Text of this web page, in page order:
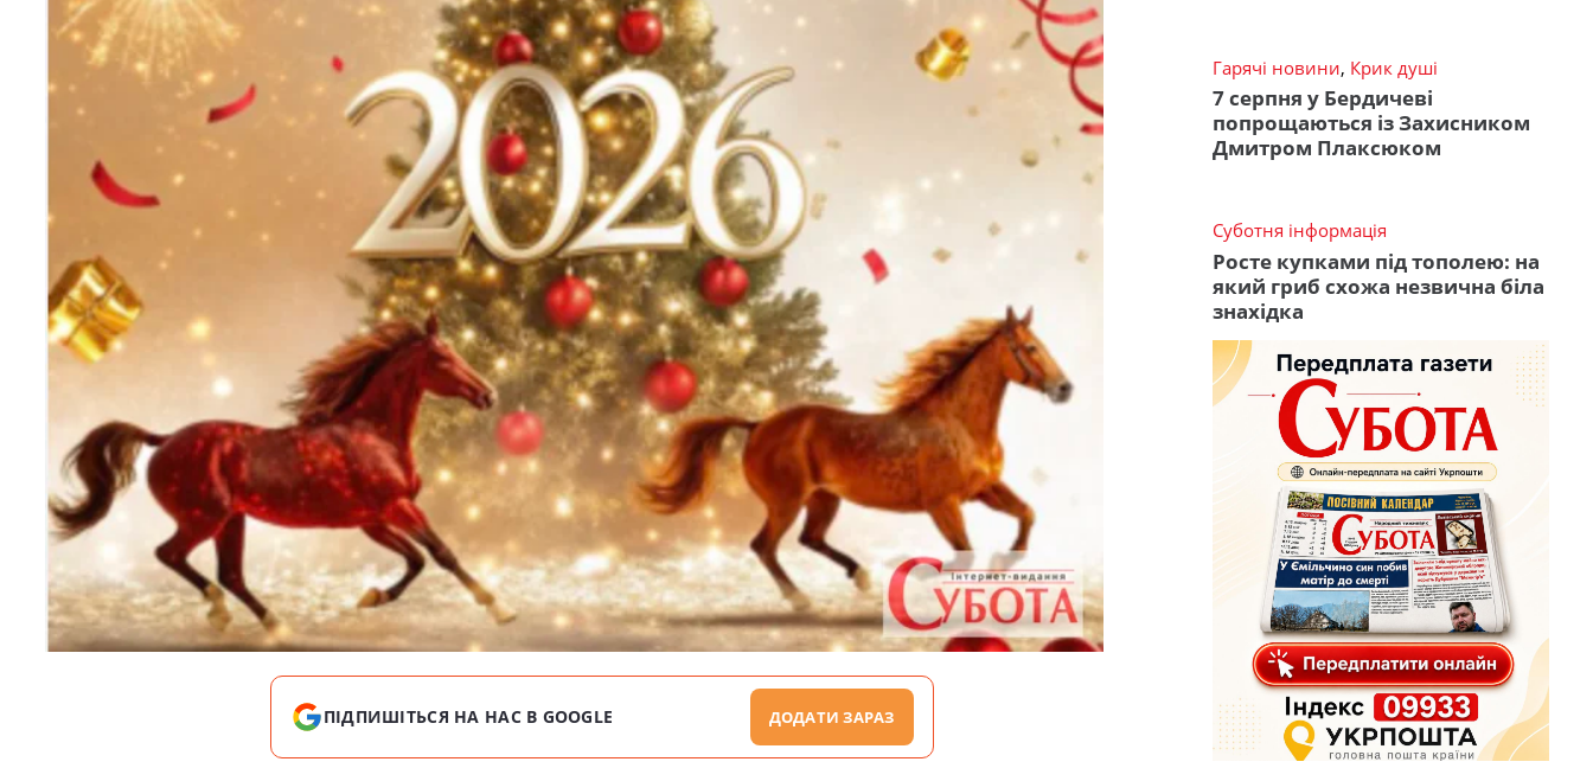
ПІДПИШІТЬСЯ НА НАС В GOOGLE ДОДАТИ ЗАРАЗ
Гарячі новини, Крик душі
7 серпня у Бердичеві
попрощаються із Захисником
Дмитром Плаксюком
Суботня інформація
Росте купками під тополею: на
який гриб схожа незвична біла
знахідка